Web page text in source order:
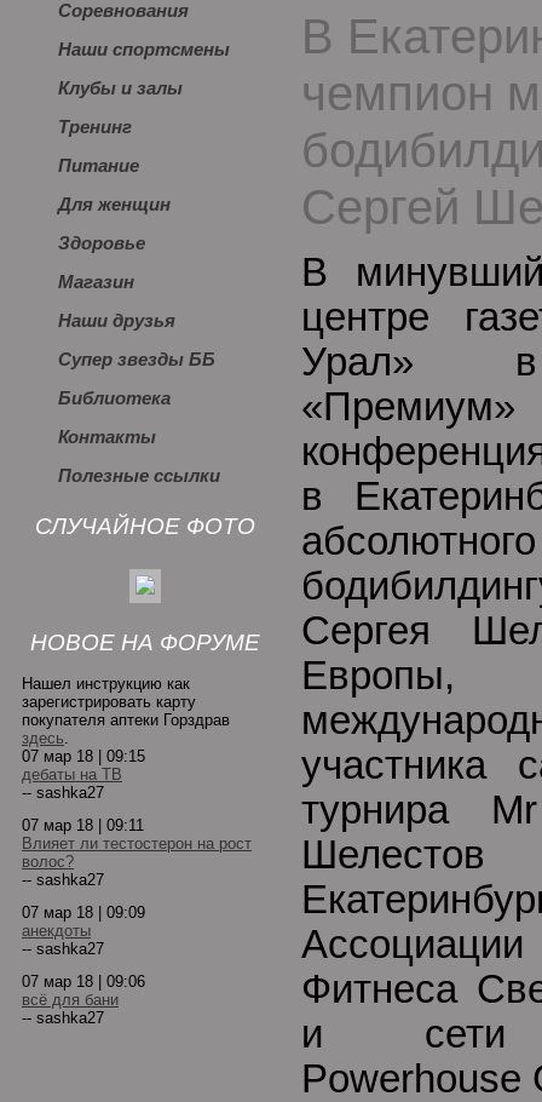
Соревнования
Наши спортсмены
Клубы и залы
Тренинг
Питание
Для женщин
Здоровье
Магазин
Наши друзья
Супер звезды ББ
Библиотека
Контакты
Полезные ссылки
СЛУЧАЙНОЕ ФОТО
НОВОЕ НА ФОРУМЕ
Нашел инструкцию как
зарегистрировать карту
покупателя аптеки Горздрав
здесь.
07 мар 18 | 09:15
дебаты на ТВ
-- sashka27
07 мар 18 | 09:11
Влияет ли тестостерон на рост
волос?
-- sashka27
07 мар 18 | 09:09
анекдоты
-- sashka27
07 мар 18 | 09:06
всё для бани
-- sashka27
В
чемпион
Сергей
В
центре
Урал» в
«Премиум»
в
Сергея
Европы,
участника
турнира
Фитнеса
и сети
Powerhouse